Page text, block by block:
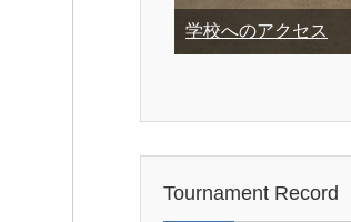
学校へのアクセス
Tournament Record